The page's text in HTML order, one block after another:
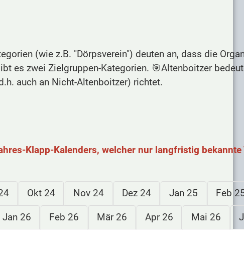
(wie z.B. "Dörpsverein") deuten an, dass die
es zwei Zielgruppen-Kategorien. 🎯Altenboitzer
auch an Nicht-Altenboitzer) richtet.
Klapp-Kalenders, welcher nur langfristig
Okt 24 Nov 24 Dez 24 Jan 25 Feb
Jan 26 Feb 26 Mär 26 Apr 26 Mai 26